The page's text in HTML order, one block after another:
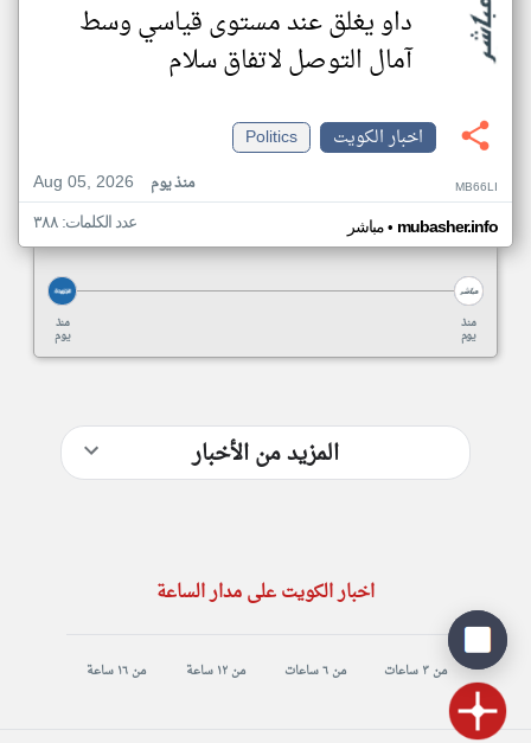
داو يغلق عند مستوى قياسي وسط
آمال التوصل لاتفاق سلام
اخبار الكويت
Politics
Aug 05, 2026
منذ يوم MB66LI
مباشر• mubasher.info عدد الكلمات: ٣٨٨
منذ
يوم
منذ
يوم
المزيد من الأخبار
اخبار الكويت على مدار الساعة
من ٣ ساعات من ٦ ساعات من ١٢ ساعة من ١٦ ساعة